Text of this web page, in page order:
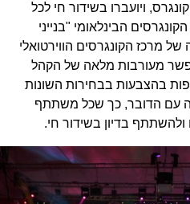
ויועברו בשידור חי לכל
הבינלאומי "בנייני
הקונגרסים הווירטואלי
מעורבות מלאה של הקהל
בהצבעות בבחירות השונות
עם הדובר, כך שכל משתתף
בדיון בשידור חי.